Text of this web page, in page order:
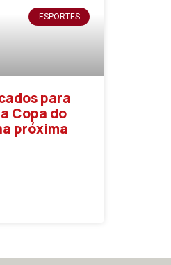
ESPORTES
para
Copa do
próxima